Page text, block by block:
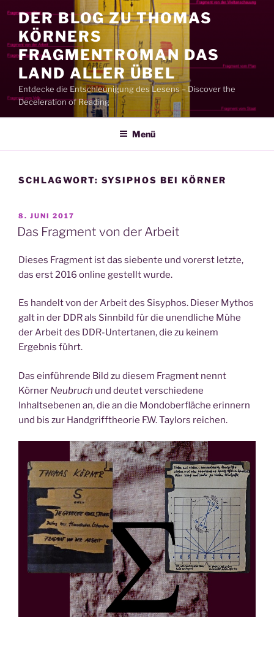
Inhalt
springen
DER BLOG ZU THOMAS
KÖRNERS
FRAGMENTROMAN DAS
LAND ALLER ÜBEL
Entdecke die Entschleunigung des Lesens – Discover the
Deceleration of Reading
Menü
SCHLAGWORT: SYSIPHOS BEI KÖRNER
VERÖFFENTLICHT
AM
8. JUNI 2017
Das Fragment von der Arbeit
Dieses Fragment ist das siebente und vorerst letzte,
das erst 2016 online gestellt wurde.
Es handelt von der Arbeit des Sisyphos. Dieser Mythos
galt in der DDR als Sinnbild für die unendliche Mühe
der Arbeit des DDR-Untertanen, die zu keinem
Ergebnis führt.
Das einführende Bild zu diesem Fragment nennt
Körner Neubruch und deutet verschiedene
Inhaltsebenen an, die an die Mondoberfläche erinnern
und bis zur Handgrifftheorie F.W. Taylors reichen.